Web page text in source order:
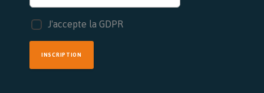
J'accepte la GDPR
INSCRIPTION